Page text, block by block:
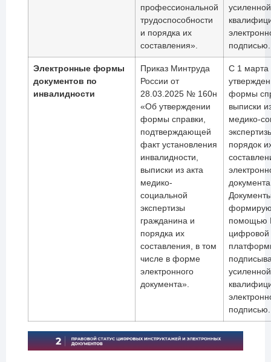
профессиональной
трудоспособности
и порядка их
составления».
усиленной
подписью.
Электронные формы
документов по
инвалидности
Приказ Минтруда
России от
28.03.2025 № 160н
«Об утверждении
формы справки,
подтверждающей
факт установления
инвалидности,
выписки из акта
медико-
социальной
экспертизы
гражданина и
порядка их
составления, в том
числе в форме
электронного
документа».
С 1 марта
формы
выписки
медико-
порядок
помощью
цифровой
усиленной
подписью.